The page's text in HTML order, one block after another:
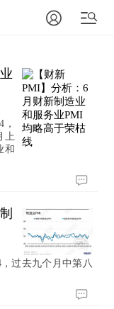
上
和
过去九个月中第八